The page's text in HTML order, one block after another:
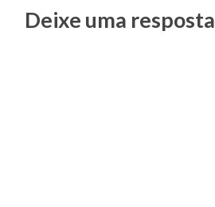
Posts
Deixe uma resposta